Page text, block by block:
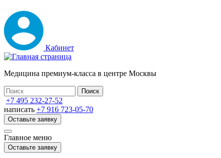
Кабинет
Медицина премиум-класса в центре Москвы
+7 495 232-27-52
написать +7 916 723-05-70
Оставьте заявку
Главное меню
Оставьте заявку